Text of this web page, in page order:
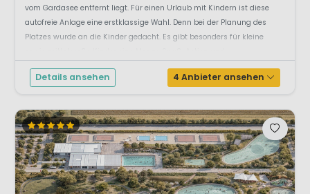
vom Gardasee entfernt liegt. Für einen Urlaub mit Kindern ist diese
autofreie Anlage eine erstklassige Wahl. Denn bei der Planung des
Platzes wurde an die Kinder gedacht. Es gibt besonders für kleine
Details ansehen 4 Anbieter ansehen